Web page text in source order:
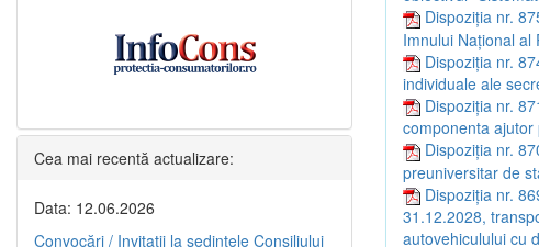
Dispoziția nr.
Imnului Naţional
Dispoziția nr.
individuale ale
Dispoziția nr.
componenta
Dispoziția nr.
preuniversitar de
Dispoziția nr.
31.12.2028,
autovehiculului cu
Cea mai recentă actualizare:
Data: 12.06.2026
Convocări / Invitaţii la şedinţele Consiliului